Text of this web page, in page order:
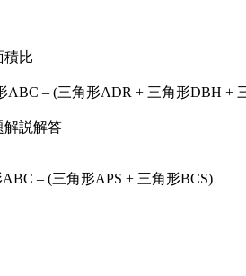
ABC – (三角形ADR + 三角形DBH +
– (三角形APS + 三角形BCS)